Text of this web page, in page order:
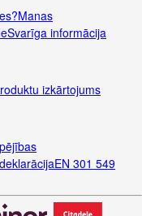
Manas
Svarīga informācija
izkārtojums
EN 301 549